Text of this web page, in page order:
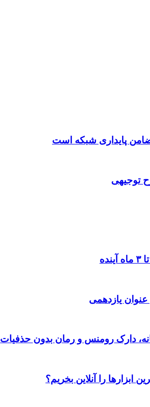
توجیهی
یازدهمی
ابزارها را آنلاین بخریم؟